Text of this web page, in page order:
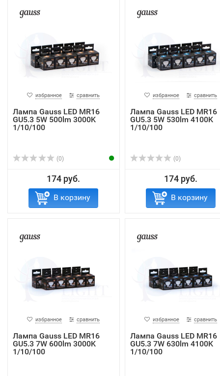
избранное сравнить
Лампа Gauss LED MR16
GU5.3 5W 500lm 3000K
1/10/100
(0)
174 руб.
В корзину
избранное сравнить
Лампа Gauss LED MR16
GU5.3 5W 530lm 4100K
1/10/100
(0)
174 руб.
В корзину
избранное сравнить
Лампа Gauss LED MR16
GU5.3 7W 600lm 3000K
1/10/100
избранное сравнить
Лампа Gauss LED MR16
GU5.3 7W 630lm 4100K
1/10/100